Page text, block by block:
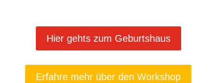
Hier gehts zum Geburtshaus
Erfahre mehr über den Workshop